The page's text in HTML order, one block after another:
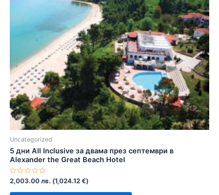
Uncategorized
5 дни All Inclusive за двама през септември в
Alexander the Great Beach Hotel
Оценено
с
0
2,003.00лв. (1,024.12€)